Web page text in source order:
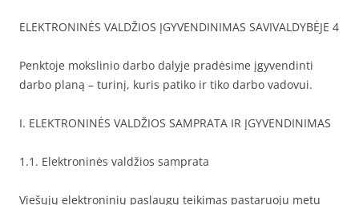
ELEKTRONINĖS VALDŽIOS ĮGYVENDINIMAS SAVIVALDYBĖJE 4
Penktoje mokslinio darbo dalyje pradėsime įgyvendinti
darbo planą – turinį, kuris patiko ir tiko darbo vadovui.
I. ELEKTRONINĖS VALDŽIOS SAMPRATA IR ĮGYVENDINIMAS
1.1. Elektroninės valdžios samprata
Viešųjų elektroninių paslaugų teikimas pastaruoju metu